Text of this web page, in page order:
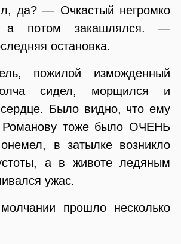
да? — Очкастый негромко
а потом закашлялся. —
остановка.
пожилой изможденный
сидел, морщился и
Было видно, что ему
Романову тоже было ОЧЕНЬ
в затылке возникло
а в животе ледяным
ужас.
прошло несколько